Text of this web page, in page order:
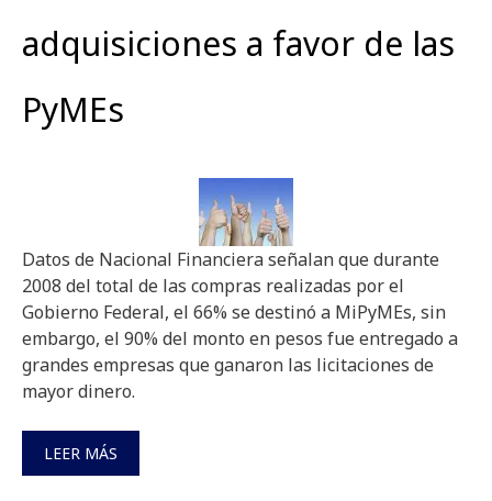
adquisiciones a favor de las
PyMEs
Datos de Nacional Financiera señalan que durante
2008 del total de las compras realizadas por el
Gobierno Federal, el 66% se destinó a MiPyMEs, sin
embargo, el 90% del monto en pesos fue entregado a
grandes empresas que ganaron las licitaciones de
mayor dinero.
LEER MÁS